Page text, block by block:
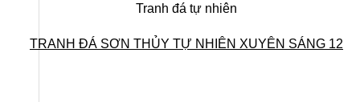
Tranh đá tự nhiên
TRANH ĐÁ SƠN THỦY TỰ NHIÊN XUYÊN SÁNG 12